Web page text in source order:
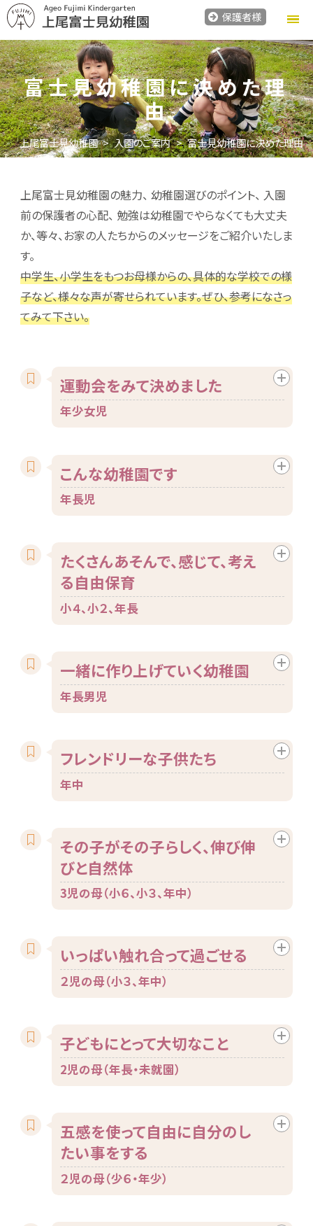
保護者様
富士見幼稚園に決めた理
由
上尾富士見幼稚園 入園のご案内 富士見幼稚園に決めた理由
上尾富士見幼稚園の魅力、 幼稚園選びのポイント、 入園
前の保護者の心配、 勉強は幼稚園でやらなくても大丈夫
か、等々、お家の人たちからのメッセージをご紹介いたしま
す。
中学生、小学生をもつお母様からの、具体的な学校での様
子など、様々な声が寄せられています。ぜひ、参考になさっ
てみて下さい。
運動会をみて決めました
年少女児
こんな幼稚園です
年長児
たくさんあそんで、感じて、考え
る自由保育
小４、小２、年長
一緒に作り上げていく幼稚園
年長男児
フレンドリーな子供たち
年中
その子がその子らしく、伸び伸
びと自然体
3児の母（小６、小３、年中）
いっぱい触れ合って過ごせる
２児の母（小３、年中）
子どもにとって大切なこと
2児の母（年長・未就園）
五感を使って自由に自分のし
たい事をする
２児の母（少６・年少）